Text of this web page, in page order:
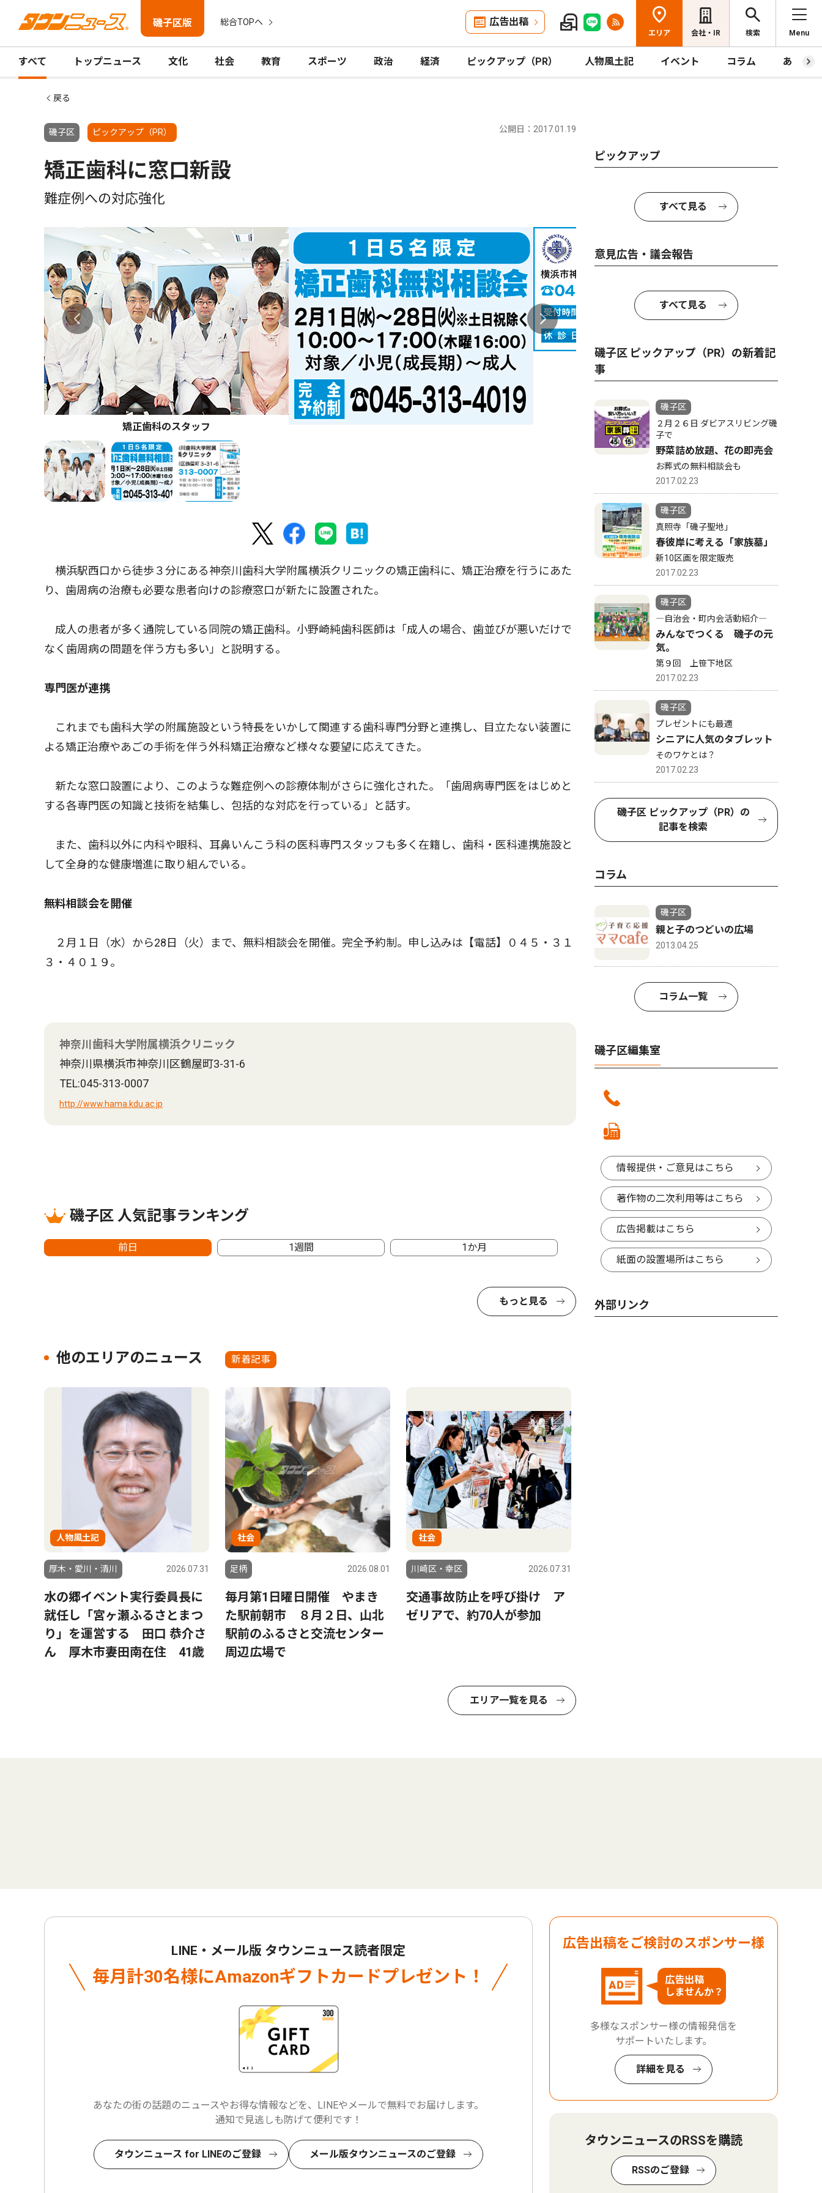
磯子区版 総合TOPへ 広告出稿
エリア 会社・IR 検索 Menu
すべて トップニュース 文化 社会 教育 スポーツ 政治 経済 ピックアップ（PR） 人物風土記 イベント コラム あっと
戻る
磯子区 ピックアップ（PR） 公開日：2017.01.19
矯正歯科に窓口新設
難症例への対応強化
矯正歯科のスタッフ
横浜駅西口から徒歩３分にある神奈川歯科大学附属横浜クリニックの矯正歯科に、矯正治療を行うにあた
り、歯周病の治療も必要な患者向けの診療窓口が新たに設置された。
成人の患者が多く通院している同院の矯正歯科。小野崎純歯科医師は「成人の場合、歯並びが悪いだけで
なく歯周病の問題を伴う方も多い」と説明する。
専門医が連携
これまでも歯科大学の附属施設という特長をいかして関連する歯科専門分野と連携し、目立たない装置に
よる矯正治療やあごの手術を伴う外科矯正治療など様々な要望に応えてきた。
新たな窓口設置により、このような難症例への診療体制がさらに強化された。「歯周病専門医をはじめと
する各専門医の知識と技術を結集し、包括的な対応を行っている」と話す。
また、歯科以外に内科や眼科、耳鼻いんこう科の医科専門スタッフも多く在籍し、歯科・医科連携施設と
して全身的な健康増進に取り組んでいる。
無料相談会を開催
２月１日（水）から28日（火）まで、無料相談会を開催。完全予約制。申し込みは【電話】０４５・３１
３・４０１９。
神奈川歯科大学附属横浜クリニック
神奈川県横浜市神奈川区鶴屋町3-31-6
TEL:045-313-0007
http://www.hama.kdu.ac.jp
磯子区 人気記事ランキング
前日 1週間 1か月
もっと見る
他のエリアのニュース 新着記事
人物風土記
厚木・愛川・清川 2026.07.31
水の郷イベント実行委員長に
就任し「宮ヶ瀬ふるさとまつ
り」を運営する 田口 恭介さ
ん 厚木市妻田南在住 41歳
社会
足柄 2026.08.01
毎月第1日曜日開催 やまき
た駅前朝市 ８月２日、山北
駅前のふるさと交流センター
周辺広場で
社会
川崎区・幸区 2026.07.31
交通事故防止を呼び掛け ア
ゼリアで、約70人が参加
エリア一覧を見る
ピックアップ
すべて見る
意見広告・議会報告
すべて見る
磯子区 ピックアップ（PR）の新着記
事
磯子区
２月２６日 ダビアスリビング磯
子で
野菜詰め放題、花の即売会
お葬式の無料相談会も
2017.02.23
磯子区
真照寺「磯子聖地」
春彼岸に考える「家族墓」
新10区画を限定販売
2017.02.23
磯子区
―自治会・町内会活動紹介―
みんなでつくる 磯子の元
気。
第９回 上笹下地区
2017.02.23
磯子区
プレゼントにも最適
シニアに人気のタブレット
そのワケとは？
2017.02.23
磯子区 ピックアップ（PR）の
記事を検索
コラム
磯子区
親と子のつどいの広場
2013.04.25
コラム一覧
磯子区編集室
情報提供・ご意見はこちら
著作物の二次利用等はこちら
広告掲載はこちら
紙面の設置場所はこちら
外部リンク
LINE・メール版 タウンニュース読者限定
毎月計30名様にAmazonギフトカードプレゼント！
あなたの街の話題のニュースやお得な情報などを、LINEやメールで無料でお届けします。
通知で見逃しも防げて便利です！
タウンニュース for LINEのご登録 メール版タウンニュースのご登録
広告出稿をご検討のスポンサー様
広告出稿
しませんか？
多様なスポンサー様の情報発信を
サポートいたします。
詳細を見る
タウンニュースのRSSを購読
RSSのご登録